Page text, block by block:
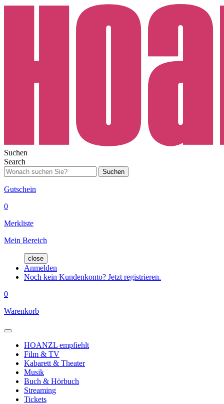
Suchen
Search
Suchen
Gutschein
0
Merkliste
Mein Bereich
close
Anmelden
Noch kein Kundenkonto? Jetzt registrieren.
0
Warenkorb
HOANZL empfiehlt
Film & TV
Kabarett & Theater
Musik
Buch & Hörbuch
Streaming
Tickets